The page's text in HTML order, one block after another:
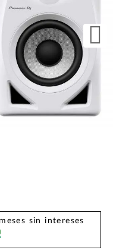
sin intereses